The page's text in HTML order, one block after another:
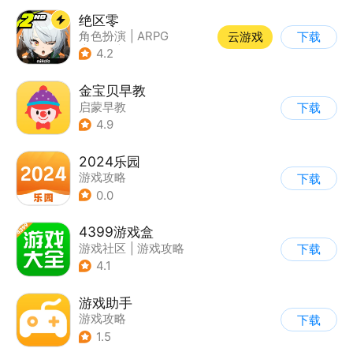
绝区零
角色扮演
ARPG
| 冒险
4.2
云游戏 下载
金宝贝早教
启蒙早教
4.9
下载
2024乐园
游戏攻略
0.0
下载
4399游戏盒
游戏社区
游戏攻略
4.1
下载
游戏助手
游戏攻略
1.5
下载